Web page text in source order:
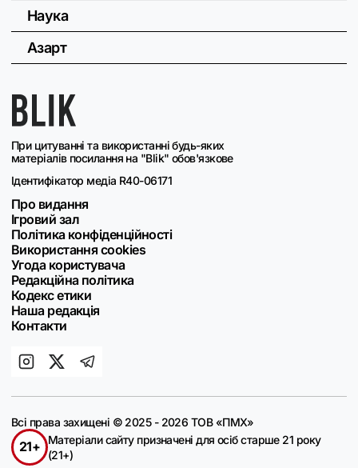
При цитуванні та використанні будь-яких
матеріалів посилання на "Blik" обов'язкове
Ідентифікатор медіа R40-06171
Про видання
Ігровий зал
Політика конфіденційності
Використання cookies
Угода користувача
Редакційна політика
Кодекс етики
Наша редакція
Контакти
Наука
Азарт
Всі права захищені © 2025 - 2026 ТОВ «ПМХ»
21+
Матеріали сайту призначені для осіб старше 21 року
(21+)